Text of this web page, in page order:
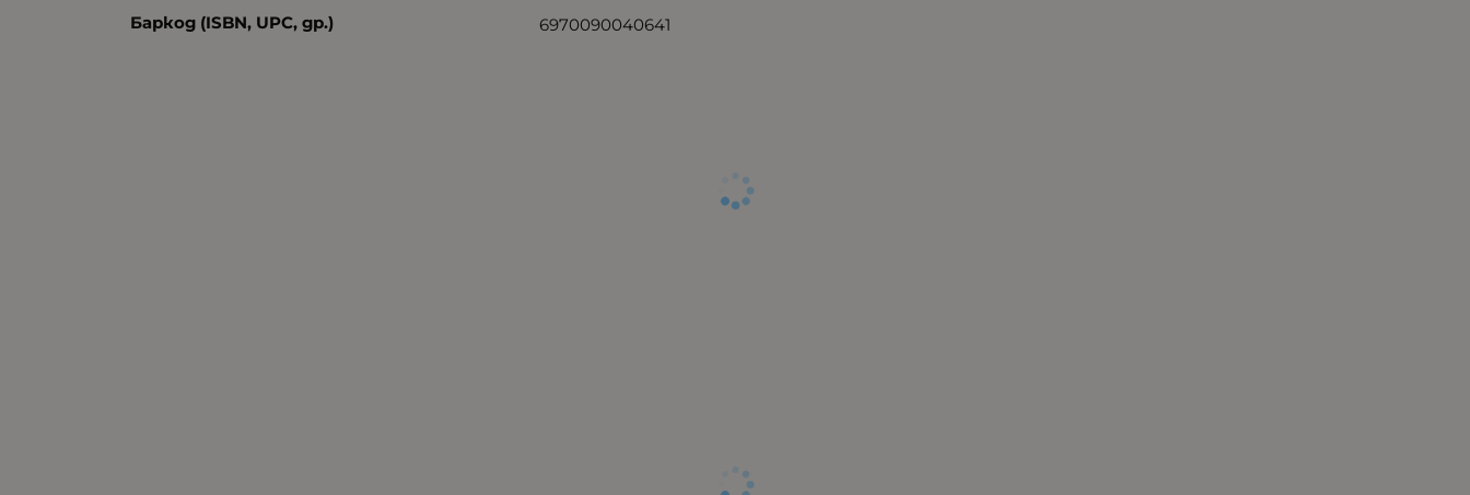
Баркод (ISBN, UPC, др.) 6970090040641